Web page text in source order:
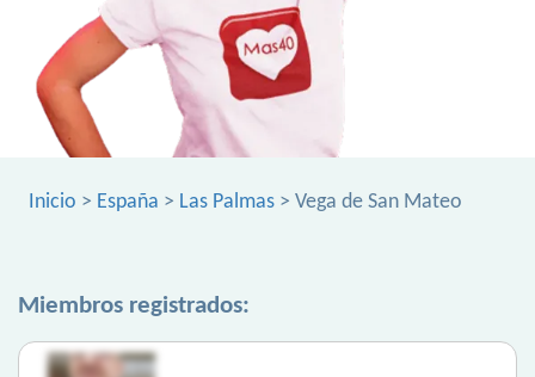
Inicio > España > Las Palmas > Vega de San Mateo
Miembros registrados: